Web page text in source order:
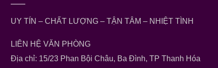
UY TÍN – CHẤT LƯỢNG – TẬN TÂM – NHIỆT TÌNH
LIÊN HỆ VĂN PHÒNG
Địa chỉ: 15/23 Phan Bội Châu, Ba Đình, TP Thanh Hóa